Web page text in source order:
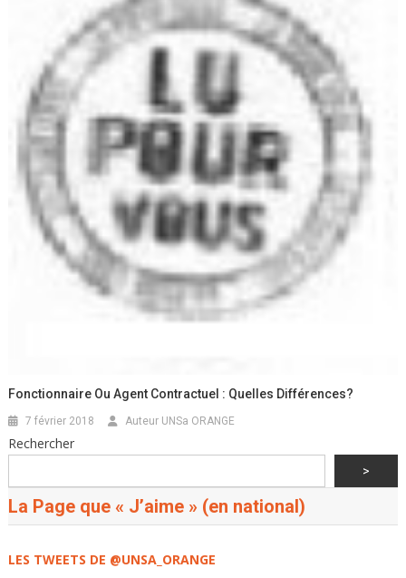
Fonctionnaire Ou Agent Contractuel : Quelles Différences?
7 février 2018 Auteur UNSa ORANGE
Rechercher
>
La Page que « J’aime » (en national)
LES TWEETS DE @UNSA_ORANGE